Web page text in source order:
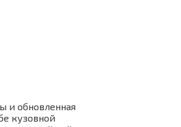
и обновленная
кузовной